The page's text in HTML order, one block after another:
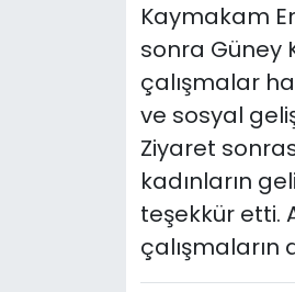
Kaymakam
sonra Güney
çalışmalar
ve sosyal
Ziyaret
kadınların
teşekkür etti.